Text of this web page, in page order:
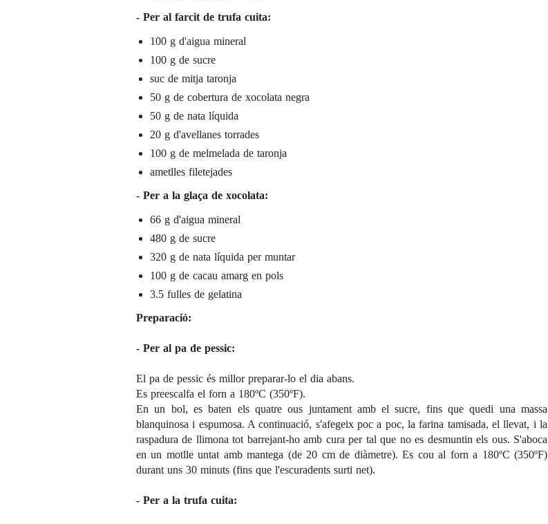
- Per al farcit de trufa cuita:
100 g d'aigua mineral
100 g de sucre
suc de mitja taronja
50 g de cobertura de xocolata negra
50 g de nata líquida
20 g d'avellanes torrades
100 g de melmelada de taronja
ametlles filetejades
- Per a la glaça de xocolata:
66 g d'aigua mineral
480 g de sucre
320 g de nata líquida per muntar
100 g de cacau amarg en pols
3.5 fulles de gelatina
Preparació:
- Per al pa de pessic:
El pa de pessic és millor preparar-lo el dia abans.
Es preescalfa el forn a 180ºC (350ºF).
En un bol, es baten els quatre ous juntament amb el sucre, fins que quedi una massa
blanquinosa i espumosa. A continuació, s'afegeix poc a poc, la farina tamisada, el llevat, i la
raspadura de llimona tot barrejant-ho amb cura per tal que no es desmuntin els ous. S'aboca
en un motlle untat amb mantega (de 20 cm de diàmetre). Es cou al forn a 180ºC (350ºF)
durant uns 30 minuts (fins que l'escuradents surti net).
- Per a la trufa cuita: